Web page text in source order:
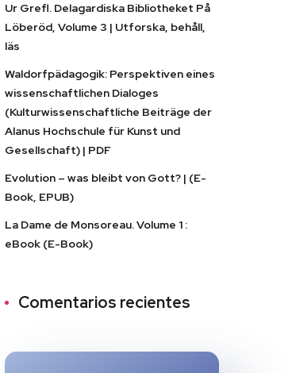
Ur Grefl. Delagardiska Bibliotheket På
Löberöd, Volume 3 | Utforska, behåll,
läs
Waldorfpädagogik: Perspektiven eines
wissenschaftlichen Dialoges
(Kulturwissenschaftliche Beiträge der
Alanus Hochschule für Kunst und
Gesellschaft) | PDF
Evolution – was bleibt von Gott? | (E-
Book, EPUB)
La Dame de Monsoreau. Volume 1 :
eBook (E-Book)
Comentarios recientes